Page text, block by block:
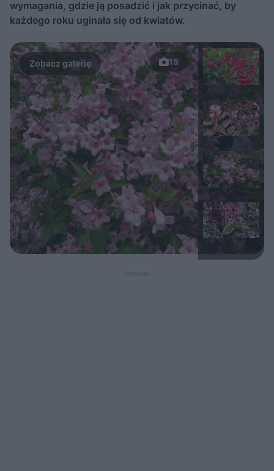
wymagania, gdzie ją posadzić i jak przycinać, by
każdego roku uginała się od kwiatów.
15